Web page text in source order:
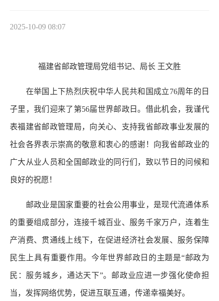
2025-10-09 08:07
福建省邮政管理局党组书记、局长 王文胜
在举国上下热烈庆祝中华人民共和国成立76周年的日
子里，我们迎来了第56届世界邮政日。借此机会，我谨代
表福建省邮政管理局，向关心、支持我省邮政事业发展的
社会各界表示崇高的敬意和衷心的感谢！向我省邮政业的
广大从业人员和全国邮政业的同行们，致以节日的问候和
良好的祝愿！
邮政业是国家重要的社会公用事业，是现代流通体系
的重要组成部分，连接千城百业、服务千家万户，连着生
产消费、贯通线上线下，在促进经济社会发展、服务保障
民生上具有重要作用。今年世界邮政日的主题是“邮政为
民：服务城乡，通达天下”。邮政业应进一步强化使命担
当，发挥网络优势，促进互联互通，传递幸福美好。